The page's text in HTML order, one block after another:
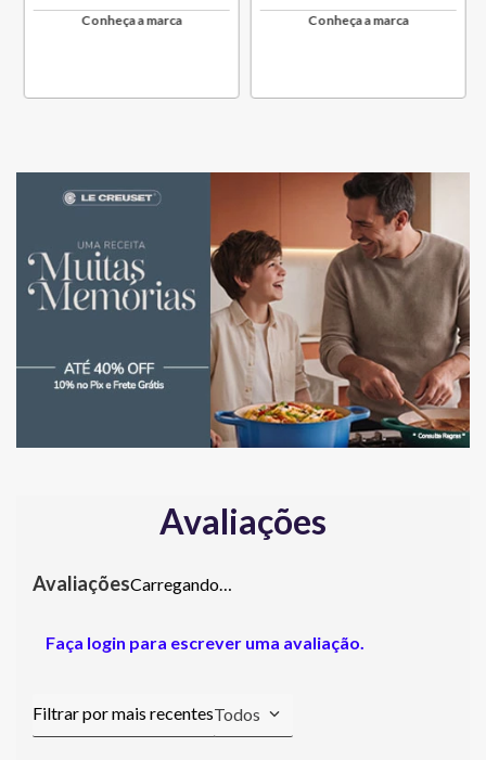
Conheça a marca Conheça a marca
Avaliações
Carregando…
Faça login para escrever uma avaliação.
Todos